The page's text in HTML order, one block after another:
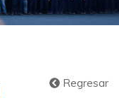
Regresar